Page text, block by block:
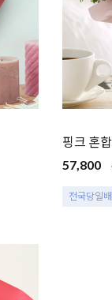
핑크 혼
57,800
전국당일